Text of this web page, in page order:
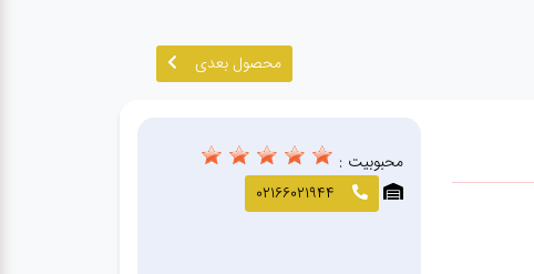
محصول بعدی
محبوبیت :
02166021944